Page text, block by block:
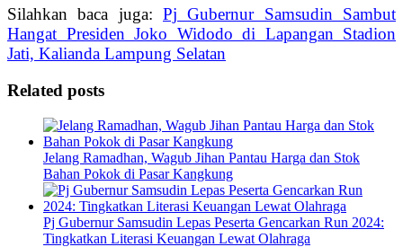
Silahkan baca juga: Pj Gubernur Samsudin Sambut
Hangat Presiden Joko Widodo di Lapangan Stadion
Jati, Kalianda Lampung Selatan
Related posts
Jelang Ramadhan, Wagub Jihan Pantau Harga dan Stok
Bahan Pokok di Pasar Kangkung
Pj Gubernur Samsudin Lepas Peserta Gencarkan Run 2024:
Tingkatkan Literasi Keuangan Lewat Olahraga